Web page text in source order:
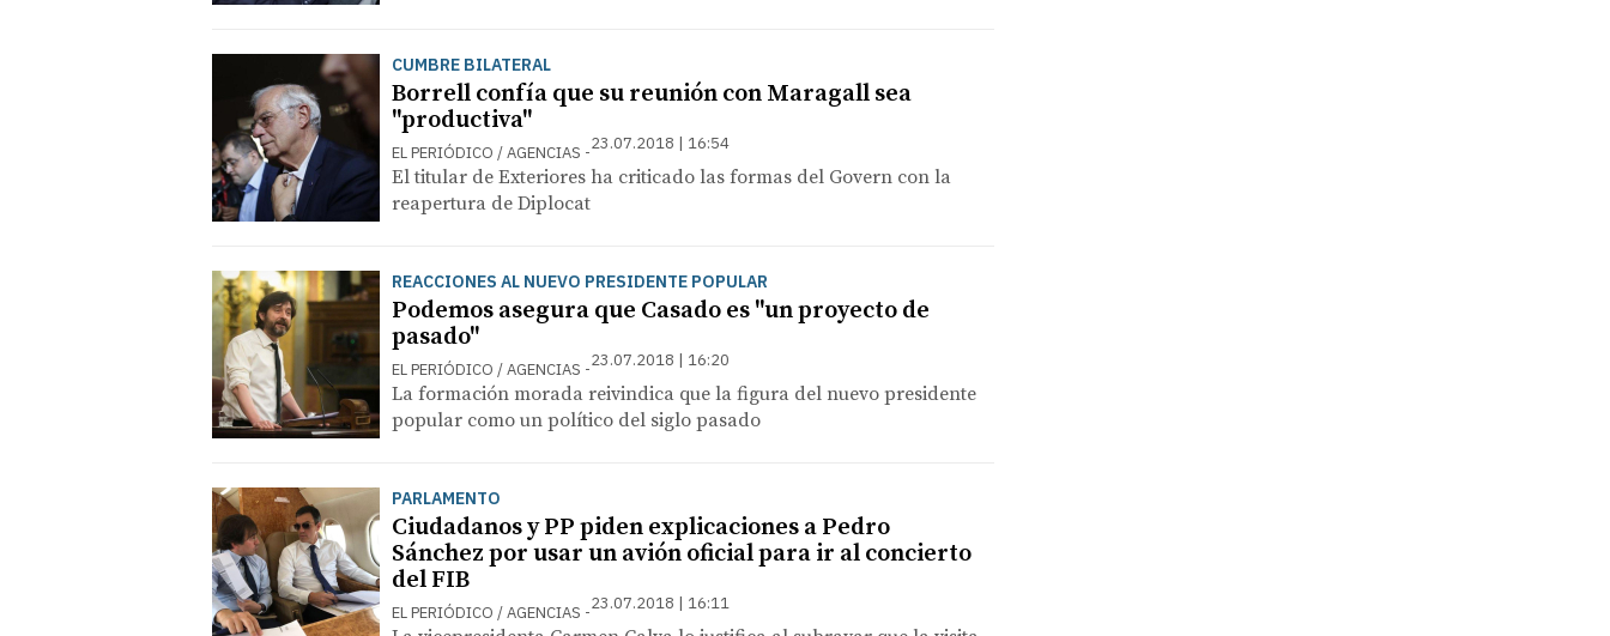
CUMBRE BILATERAL
Borrell confía que su reunión con Maragall sea
"productiva"
EL PERIÓDICO / AGENCIAS 23.07.2018 | 16:54
El titular de Exteriores ha criticado las formas del Govern con la
reapertura de Diplocat
REACCIONES AL NUEVO PRESIDENTE POPULAR
Podemos asegura que Casado es "un proyecto de
pasado"
EL PERIÓDICO / AGENCIAS 23.07.2018 | 16:20
La formación morada reivindica que la figura del nuevo presidente
popular como un político del siglo pasado
PARLAMENTO
Ciudadanos y PP piden explicaciones a Pedro
Sánchez por usar un avión oficial para ir al concierto
del FIB
EL PERIÓDICO / AGENCIAS 23.07.2018 | 16:11